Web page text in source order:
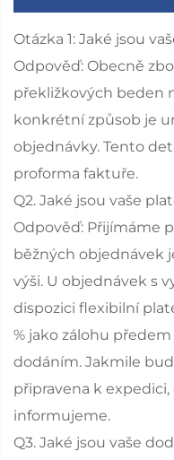
Otázka 1: Jaké jsou
Odpověď: Obecně
překližkových beden
konkrétní způsob je
objednávky. Tento
proforma faktuře.
Q2. Jaké jsou vaše
Odpověď: Přijímáme
běžných objednávek
výši. U objednávek s
dispozici flexibilní
% jako zálohu
dodáním. Jakmile
připravena k
informujeme.
Q3. Jaké jsou vaše